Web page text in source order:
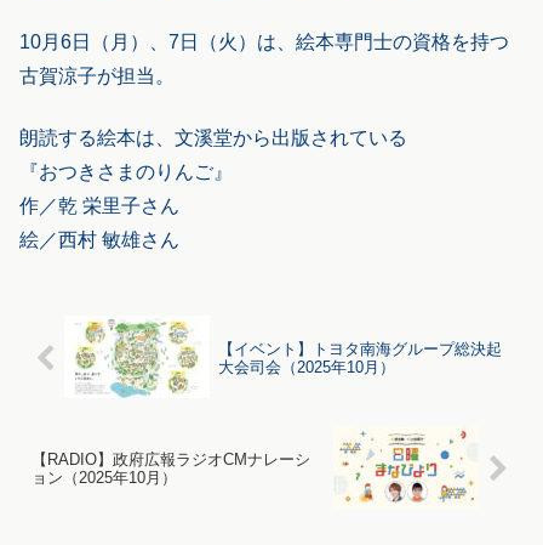
10月6日（月）、7日（火）は、絵本専門士の資格を持つ
古賀涼子が担当。
朗読する絵本は、文溪堂から出版されている
『おつきさまのりんご』
作／乾 栄里子さん
絵／西村 敏雄さん
【イベント】トヨタ南海グループ総決起
大会司会（2025年10月）
【RADIO】政府広報ラジオCMナレーシ
ョン（2025年10月）